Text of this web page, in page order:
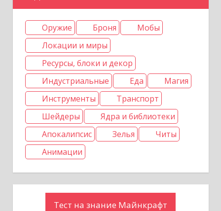
Оружие Броня
Мобы
Локации и миры
Ресурсы, блоки и декор
Индустриальные
Еда
Магия
Инструменты
Транспорт
Шейдеры
Ядра и библиотеки
Апокалипсис
Зелья
Читы
Анимации
Тест на знание Майнкрафт